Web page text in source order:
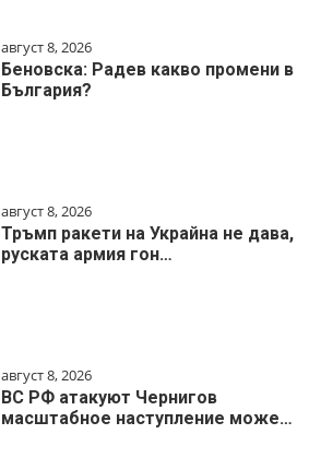
август 8, 2026
Беновска: Радев какво промени в
България?
август 8, 2026
Тръмп ракети на Украйна не дава,
руската армия гон…
август 8, 2026
ВС РФ атакуют Чернигов
масштабное наступление може…